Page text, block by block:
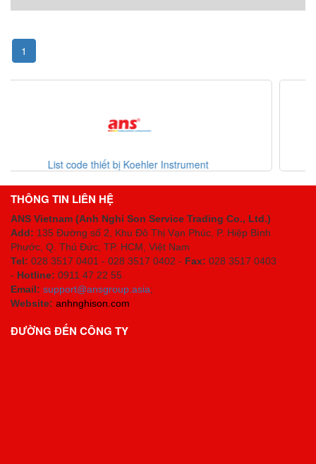
1
Instrument Danh mục thiết bị Erhardt-
THÔNG TIN LIÊN HỆ
ANS Vietnam (Anh Nghi Son Service Trading Co., Ltd.)
Add: 135 Đường số 2, Khu Đô Thị Vạn Phúc, P. Hiệp Bình
Phước, Q. Thủ Đức, TP. HCM , Việt Nam
Tel: 028 3517 0401 - 028 3517 0402 - Fax: 028 3517 0403
- Hotline: 0911 47 22 55
Email: support@ansgroup.asia;
Website: anhnghison.com
ĐƯỜNG ĐẾN CÔNG TY